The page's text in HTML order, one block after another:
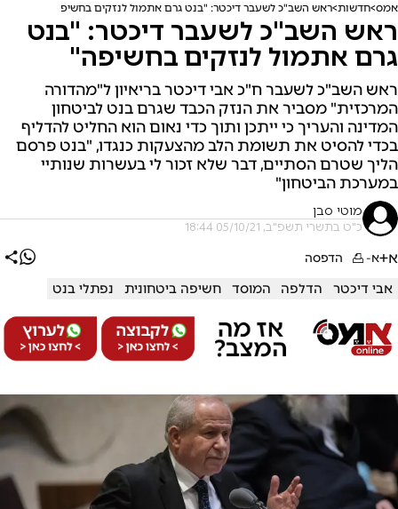
אמס חדשות ראש השב"כ לשעבר דיכטר: "בנט גרם אתמול לנזקים בחשיפה"
ראש השב"כ לשעבר דיכטר: "בנט
גרם אתמול לנזקים בחשיפה"
ראש השב"כ לשעבר ח"כ אבי דיכטר בריאיון ל"מהדורה
המרכזית" מסביר את הנזק הכבד שגרם בנט לביטחון
המדינה והעריך כי ייתכן ותוך כדי נאום הוא החליט להדליף
בכדי להסיט את תשומת הלב מהצעקות כנגדו, "בנט פרסם
הליך שטרם הסתיים, דבר שלא זכור לי בעשרות שנותיי
במערכת הביטחון"
מוטי סבן
כ"ט בתשרי תשפ"ב, 05/10/21 18:44
א+א- הדפסה
אבי דיכטר הדלפה המוסד חשיפה ביטחונית נפתלי בנט